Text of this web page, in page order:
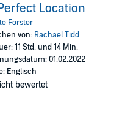
Location
Forster
von: Rachael Tidd
11 Std. und 14 Min.
01.02.2022
Englisch
bewertet